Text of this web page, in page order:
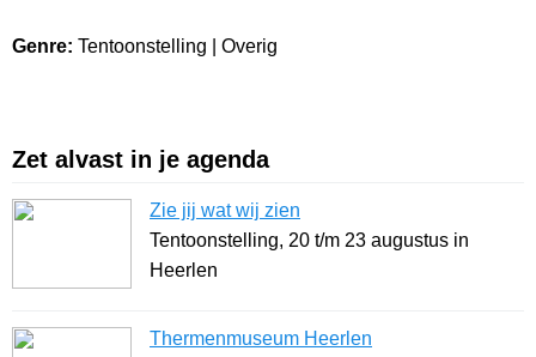
Genre: Tentoonstelling | Overig
Zet alvast in je agenda
Zie jij wat wij zien
Tentoonstelling, 20 t/m 23 augustus in
Heerlen
Thermenmuseum Heerlen